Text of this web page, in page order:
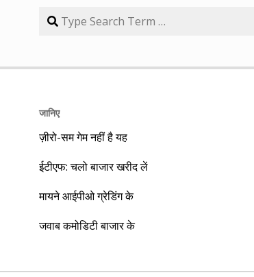
जानिए
ज़ीरो-सम गेम नहीं है यह
ईटीएफ: चलो बाजार खरीद लें
मायने आईपीओ ग्रेडिंग के
जवाब कमोडिटी बाजार के